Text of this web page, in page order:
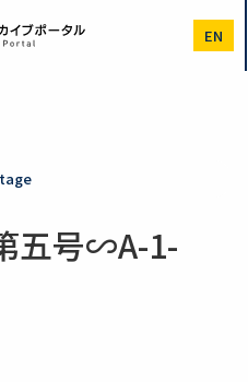
EN
五号∽A-1-